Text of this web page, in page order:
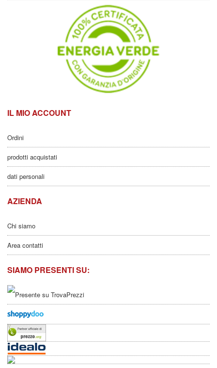
IL MIO ACCOUNT
Ordini
prodotti acquistati
dati personali
AZIENDA
Chi siamo
Area contatti
SIAMO PRESENTI SU: